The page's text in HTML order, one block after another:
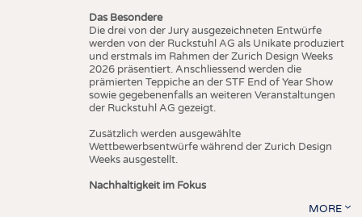
Das Besondere
Die drei von der Jury ausgezeichneten Entwürfe
werden von der Ruckstuhl AG als Unikate produziert
und erstmals im Rahmen der Zurich Design Weeks
2026 präsentiert. Anschliessend werden die
prämierten Teppiche an der STF End of Year Show
sowie gegebenenfalls an weiteren Veranstaltungen
der Ruckstuhl AG gezeigt.
Zusätzlich werden ausgewählte
Wettbewerbsentwürfe während der Zurich Design
Weeks ausgestellt.
Nachhaltigkeit im Fokus
MORE